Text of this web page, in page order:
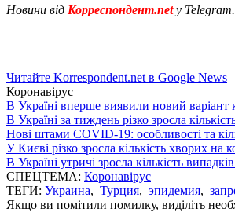
Новини від Корреспондент.net у
Читайте Korrespondent.net в Google News
Коронавірус
В Україні вперше виявили новий варіант
В Україні за тиждень різко зросла
Нові штами COVID-19: особливості та
У Києві різко зросла кількість хворих на
В Україні утричі зросла кількість
СПЕЦТЕМА: Коронавірус
ТЕГИ: Украина, Турция, эпидемия,
Якщо ви помітили помилку, виділіть